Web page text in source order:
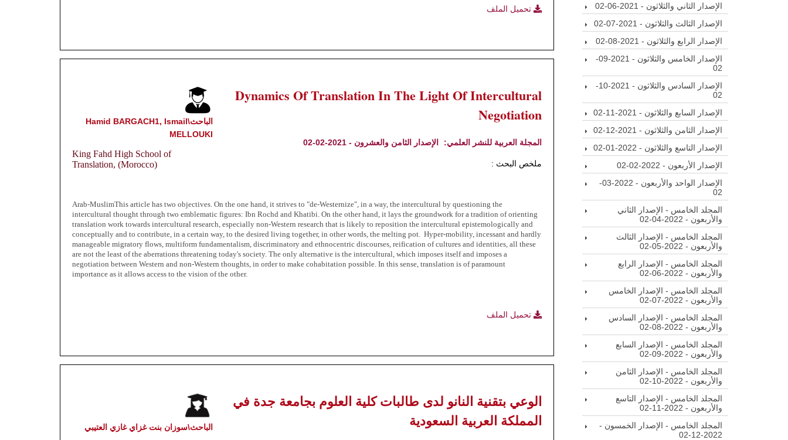
تحميل الملف
الباحث\Hamid BARGACH1, Ismail
MELLOUKI
King Fahd High School of
Translation, (Morocco)
Dynamics Of Translation In The Light Of Intercultural
Negotiation
المجلة العربية للنشر العلمي: الإصدار الثامن والعشرون - 2021-02-02
ملخص البحث :
This article has two objectives. On the one hand, it strives to "de-Westernize", in a way, the intercultural by questioning the
Arab-Muslim
intercultural thought through two emblematic figures: Ibn Rochd and Khatibi. On the other hand, it lays the groundwork for a tradition of orienting
translation work towards intercultural research, especially non-Western research that is likely to reposition the intercultural epistemologically and
conceptually and to contribute, in a certain way, to the desired living together, in other words, the melting pot. Hyper-mobility, incessant and hardly
manageable migratory flows, multiform fundamentalism, discriminatory and ethnocentric discourses, reification of cultures and identities, all these
are not the least of the aberrations threatening today's society. The only alternative is the intercultural, which imposes itself and imposes a
negotiation between Western and non-Western thoughts, in order to make cohabitation possible. In this sense, translation is of paramount
importance as it allows access to the vision of the other.
تحميل الملف
الباحث\سوزان بنت غزاي غازي العتيبي
الوعي بتقنية النانو لدى طالبات كلية العلوم بجامعة جدة في
المملكة العربية السعودية
الإصدار الثاني والثلاثون - 2021-06-02
الإصدار الثالث والثلاثون - 2021-07-02
الإصدار الرابع والثلاثون - 2021-08-02
الإصدار الخامس والثلاثون - 2021-09-
02
الإصدار السادس والثلاثون - 2021-10-
02
الإصدار السابع والثلاثون - 2021-11-02
الإصدار الثامن والثلاثون - 2021-12-02
الإصدار التاسع والثلاثون - 2022-01-02
الإصدار الأربعون - 2022-02-02
الإصدار الواحد والأربعون - 2022-03-
02
المجلد الخامس - الإصدار الثاني
والأربعون - 2022-04-02
المجلد الخامس - الإصدار الثالث
والأربعون - 2022-05-02
المجلد الخامس - الإصدار الرابع
والأربعون - 2022-06-02
المجلد الخامس - الإصدار الخامس
والأربعون - 2022-07-02
المجلد الخامس - الإصدار السادس
والأربعون - 2022-08-02
المجلد الخامس - الإصدار السابع
والأربعون - 2022-09-02
المجلد الخامس - الإصدار الثامن
والأربعون - 2022-10-02
المجلد الخامس - الإصدار التاسع
والأربعون - 2022-11-02
المجلد الخامس - الإصدار الخمسون -
2022-12-02